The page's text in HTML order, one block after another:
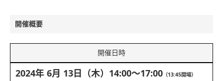
開催概要
開催日時
2024年 6月 13日（木）14:00～17:00 （13:45開場）